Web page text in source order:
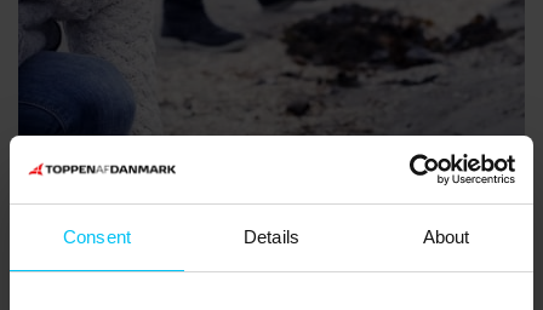
Consent Details About